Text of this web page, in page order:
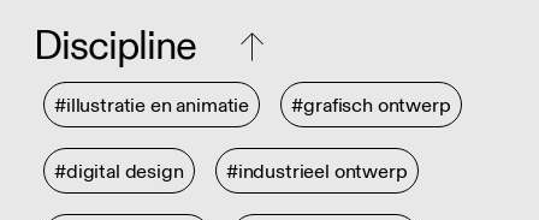
Discipline
#illustratie en animatie #grafisch ontwerp
#digital design #industrieel ontwerp